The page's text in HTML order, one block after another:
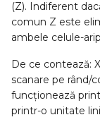
(Z). Indiferent
comun Z este
ambele celule-
De ce contează:
scanare pe rând/
funcționează
printr-o unitate